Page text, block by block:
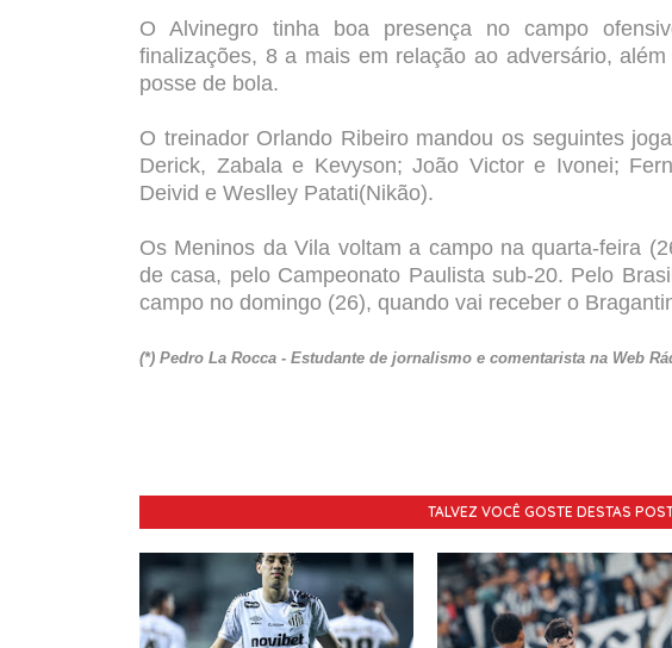
O Alvinegro tinha boa presença no campo
finalizações, 8 a mais em relação ao adversário,
posse de bola.
O treinador Orlando Ribeiro mandou os seguintes
Derick, Zabala e Kevyson; João Victor e Ivonei;
Deivid e Weslley Patati(Nikão).
Os Meninos da Vila voltam a campo na quarta-feira
de casa, pelo Campeonato Paulista sub-20. Pelo
campo no domingo (26), quando vai receber o
(*) Pedro La Rocca - Estudante de jornalismo e comentarista na Web
TALVEZ VOCÊ GOSTE DESTAS